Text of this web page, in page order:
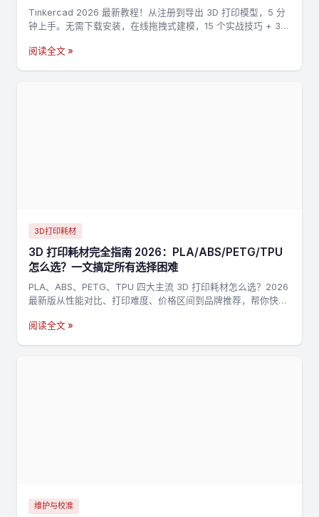
Tinkercad 2026 最新教程！从注册到导出 3D 打印模型，5 分
钟上手。无需下载安装，在线拖拽式建模，15 个实战技巧 + 3
阅读全文 »
3D打印耗材
3D 打印耗材完全指南 2026：PLA/ABS/PETG/TPU
怎么选？一文搞定所有选择困难
PLA、ABS、PETG、TPU 四大主流 3D 打印耗材怎么选？2026
最新版从性能对比、打印难度、价格区间到品牌推荐，帮你快速
阅读全文 »
维护与校准